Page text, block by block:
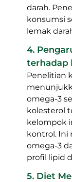
darah.
konsumsi
lemak
4.
terhadap
Penelitian
omega-3
kolesterol
kelompok
kontrol. Ini
omega-3
profil lipid
5. Diet